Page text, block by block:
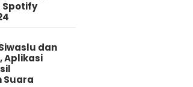
Spotify
dan
Aplikasi
Suara